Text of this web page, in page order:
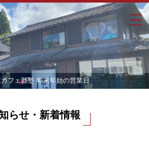
フェ縣塾 年末年始の営業日
らせ・新着情報